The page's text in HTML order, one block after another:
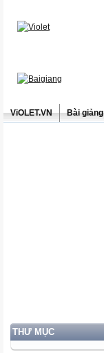
ViOLET.VN Bài giảng
THƯ MỤC